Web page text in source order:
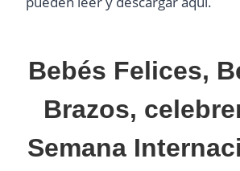
Bebés Felices,
Brazos,
Semana